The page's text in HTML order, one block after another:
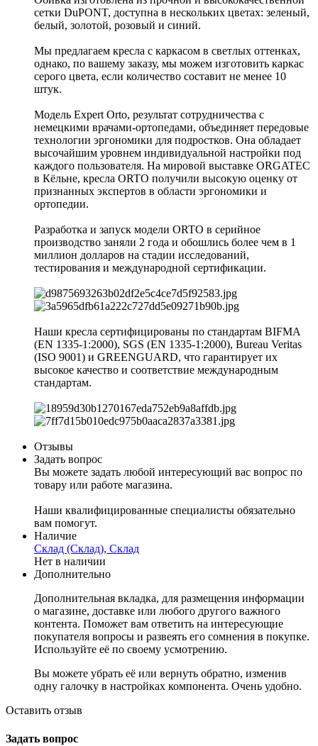
сетки DuPONT, доступна в нескольких цветах: зеленый,
белый, золотой, розовый и синий.
Мы предлагаем кресла с каркасом в светлых оттенках,
однако, по вашему заказу, мы можем изготовить каркас
серого цвета, если количество составит не менее 10
штук.
Модель Expert Orto, результат сотрудничества с
немецкими врачами-ортопедами, объединяет передовые
технологии эргономики для подростков. Она обладает
высочайшим уровнем индивидуальной настройки под
каждого пользователя. На мировой выставке ORGATEC
в Кёльне, кресла ORTO получили высокую оценку от
признанных экспертов в области эргономики и
ортопедии.
Разработка и запуск модели ORTO в серийное
производство заняли 2 года и обошлись более чем в 1
миллион долларов на стадии исследований,
тестирования и международной сертификации.
Наши кресла сертифицированы по стандартам BIFMA
(EN 1335-1:2000), SGS (EN 1335-1:2000), Bureau Veritas
(ISO 9001) и GREENGUARD, что гарантирует их
высокое качество и соответствие международным
стандартам.
Отзывы
Задать вопрос
Вы можете задать любой интересующий вас вопрос по
товару или работе магазина.
Наши квалифицированные специалисты обязательно
вам помогут.
Наличие
Склад (Склад), Склад
Нет в наличии
Дополнительно
Дополнительная вкладка, для размещения информации
о магазине, доставке или любого другого важного
контента. Поможет вам ответить на интересующие
покупателя вопросы и развеять его сомнения в покупке.
Используйте её по своему усмотрению.
Вы можете убрать её или вернуть обратно, изменив
одну галочку в настройках компонента. Очень удобно.
Оставить отзыв
Задать вопрос